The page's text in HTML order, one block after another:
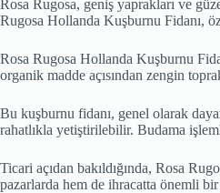
Rosa Rugosa, geniş yaprakları ve
Rugosa Hollanda Kuşburnu Fidanı,
Rosa Rugosa Hollanda Kuşburnu
organik madde açısından zengin
Bu kuşburnu fidanı, genel olarak
rahatlıkla yetiştirilebilir. Budama
Ticari açıdan bakıldığında, Rosa
pazarlarda hem de ihracatta önemli